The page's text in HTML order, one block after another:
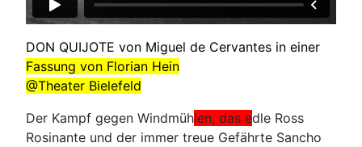
DON QUIJOTE von Miguel de Cervantes in einer
Fassung von Florian Hein
@Theater Bielefeld
Der Kampf gegen Windmühlen, das edle Ross
Rosinante und der immer treue Gefährte Sancho